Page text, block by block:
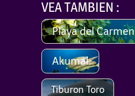
VEA TAMBIEN :
Playa del Carmen
Akumal
Tiburon Toro